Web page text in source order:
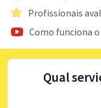
Profissionais
Como funciona
Qual